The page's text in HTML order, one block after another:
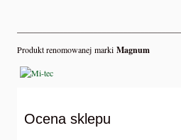
Produkt renomowanej marki Magnum
Ocena sklepu